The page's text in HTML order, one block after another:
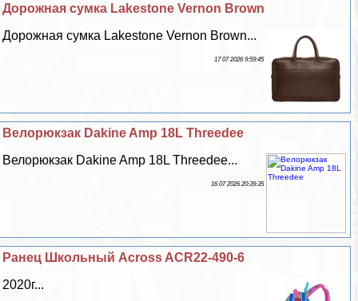
Дорожная сумка Lakestone Vernon Brown
Дорожная сумка Lakestone Vernon Brown...
17 07 2026 9:59:45
Велорюкзак Dakine Amp 18L Threedee
Велорюкзак Dakine Amp 18L Threedee...
16 07 2026 20:39:35
Ранец Школьный Across ACR22-490-6
2020г...